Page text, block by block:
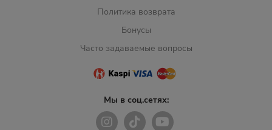
Политика возврата
Бонусы
Часто задаваемые вопросы
Мы в соц.сетях: